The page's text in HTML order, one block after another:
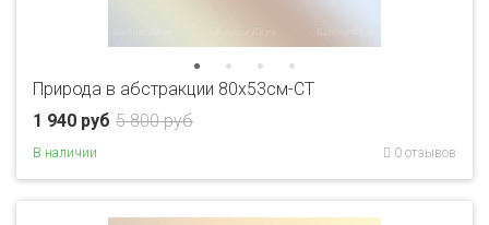
Природа в абстракции 80x53см-CT
5 800 руб
1 940 руб
В наличии 0 отзывов